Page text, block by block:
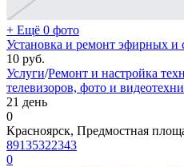
+ Ещё 0 фото
Установка и ремонт эфирных и
10 руб.
Услуги/Ремонт и настройка
телевизоров, фото и
21 день
0
Красноярск, Предмостная
89135322343
0